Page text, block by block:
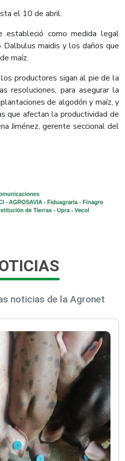
el 10 de abril.
estableció como medida legal
maidis y los daños que
maíz.
productores sigan al pie de la
resoluciones, para asegurar la
de algodón y maíz, y
que afectan la productividad de
Jiménez, gerente seccional del
noticias de la Agronet